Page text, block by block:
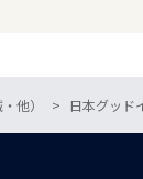
他） 日本グッド